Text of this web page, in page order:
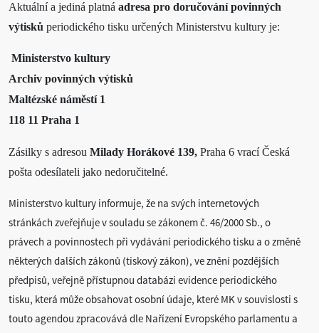
Aktuální a jediná platná adresa pro doručování povinných
výtisků periodického tisku určených Ministerstvu kultury je:
Ministerstvo kultury
Archiv povinných výtisků
Maltézské náměstí 1
118 11 Praha 1
Zásilky s adresou Milady Horákové 139, Praha 6 vrací Česká
pošta odesílateli jako nedoručitelné.
Ministerstvo kultury informuje, že na svých internetových
stránkách zveřejňuje v souladu se zákonem č. 46/2000 Sb., o
právech a povinnostech při vydávání periodického tisku a o změně
některých dalších zákonů (tiskový zákon), ve znění pozdějších
předpisů, veřejně přístupnou databázi evidence periodického
tisku, která může obsahovat osobní údaje, které MK v souvislosti s
touto agendou zpracovává dle Nařízení Evropského parlamentu a